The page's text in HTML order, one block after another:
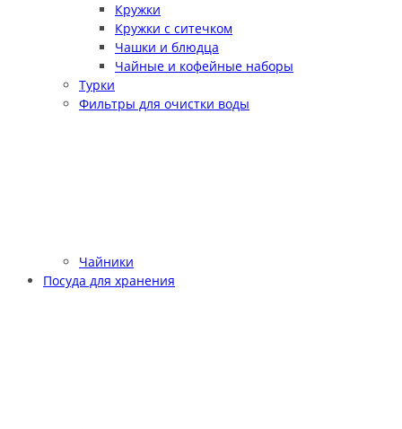
Кружки
Кружки с ситечком
Чашки и блюдца
Чайные и кофейные наборы
Турки
Фильтры для очистки воды
Чайники
Посуда для хранения